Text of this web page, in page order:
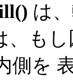
は
、も
側を